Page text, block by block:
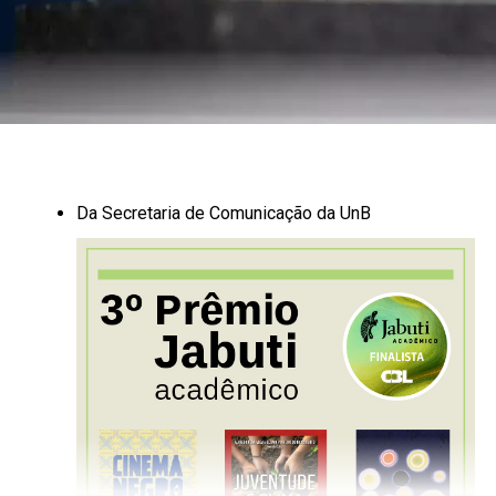
João Vitor Gorgulho e Sávio Martins chegaram a
Alter do Chão com um propósito: conhecer a famosa
samaúma avó cantada em prosa e verso pelos
visitantes e habitantes locais. Não só conhecer. Com
da Floresta. Foram mais de duas horas de caminhada
por uma trilha dentro do Parque Nacional do
Tapajós, na região de Maguary. Foram 14
quilômetros ida e volta na floresta, acompanhados
por um guia-mateiro conhecido na região como
“A semente é invisível mas carrega primaveras,
Da Secretaria de Comunicação da UnB